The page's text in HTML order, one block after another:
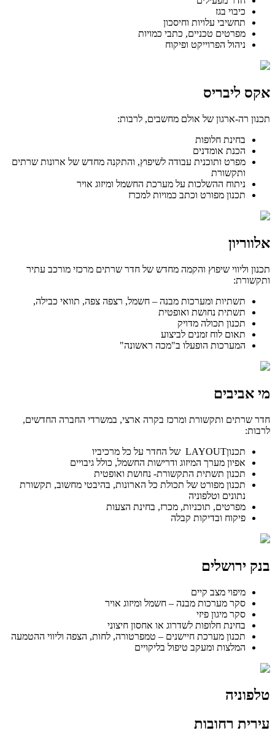
כיבוי בגז
תחשיבי עלויות וחיסכון
מפרטים טכניים, כתבי כמויות
ניהול הפרוייקט ופיקוח
אקס ליבריס
תכנון רה-ארגון של אולם מחשבים, לרבות:
בחינת חלופות
הכנת אומדנים
מפרט ותוכנית עבודה לשיפוץ, והתקנה מחדש של ארונות שרתים
ותקשורת
ניתוח ההשלכות על מערכת החשמל ומיזוג אויר
תכנון מפורט וכתב כמויות למכרז
אלווריון
תכנון וליווי שיפוץ והקמה מחדש של חדר שרתים מרכזי מורכב עתיר
ותקשורת:
תשתיות ומערכות מבנה – חשמל, רצפה צפה, תוואי כבילה,
תשתית נחושת ואופטית
תכנון תכולה מדויק
תאום לוח זמנים לביצוע
המערכות הופעלו ב"מכה ראשונה"
מי אביבים
חדר שרתים ותקשורת ומרכז בקרה ארצי, במשרדי החברה החדשים,
לרבות:
תכנוןLAYOUT של החדר על כל מרכיביו
אפיון מערך המיזוג ודרישות החשמל, כולל גיבויים
תכנון תשתית התקשורת- נחושת ואופטית
תכנון מפורט של תכולת כל הארונות, בהיבטי מחשוב, תקשורת
נתונים וטלפוניה
מפרטים, תוכניות, מכרז, בחינת הצעות
פיקוח ובדיקות קבלה
בנק ירושלים
מיפוי מצב קיים
סקר מערכות מבנה – חשמל ומיזוג אויר
סקר מיגון פיזי
בחינת חלופות לשדרוג או אחסון חיצוני
תכנון מערכת חיישנים – טמפרטורה, לחות, הצפה וליווי ההטמעה
המלצות ומעקב טיפול בליקויים
טלפוניה
עירית רחובות